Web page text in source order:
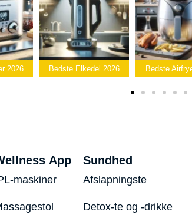
2026 Bedste Airfryer 2026
Bedste
App
maskiner
Sundhed
Afslapningste
Detox-te og -drikke